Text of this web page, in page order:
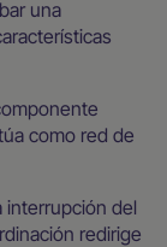
una
como red de
interrupción del
redirige